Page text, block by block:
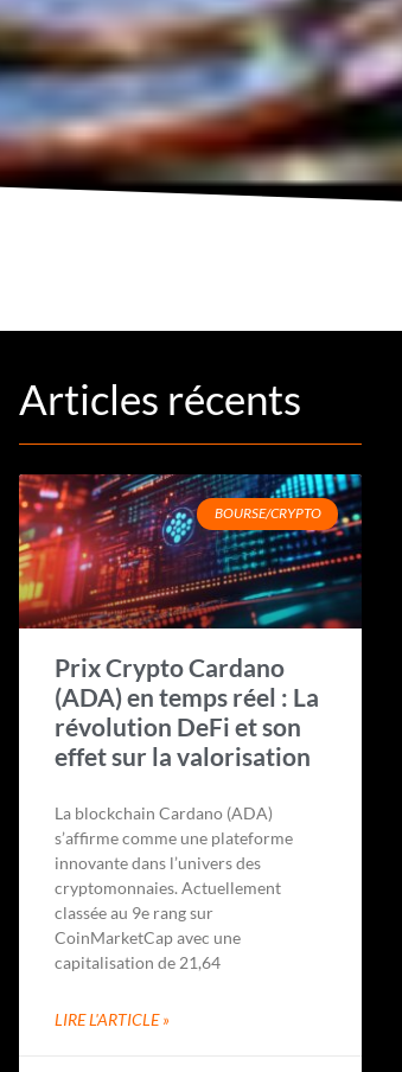
Articles récents
BOURSE/CRYPTO
Prix Crypto Cardano
(ADA) en temps réel : La
révolution DeFi et son
effet sur la valorisation
La blockchain Cardano (ADA)
s’affirme comme une plateforme
innovante dans l’univers des
cryptomonnaies. Actuellement
classée au 9e rang sur
CoinMarketCap avec une
capitalisation de 21,64
LIRE L'ARTICLE »